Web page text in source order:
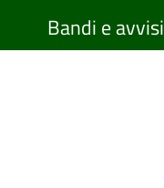
Bandi e avvisi